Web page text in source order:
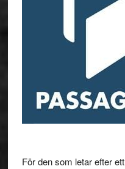
För den som letar efter ett